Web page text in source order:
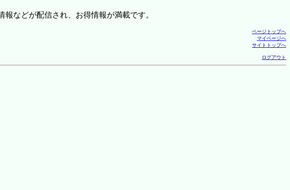
などが配信され、お得情報が満載です。
ページトップへ
マイページへ
サイトトップへ
ログアウト